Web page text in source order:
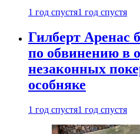
1 год спустя1 год спустя
Гилберт Аренас
по обвинению в
незаконных
особняке
1 год спустя1 год спустя